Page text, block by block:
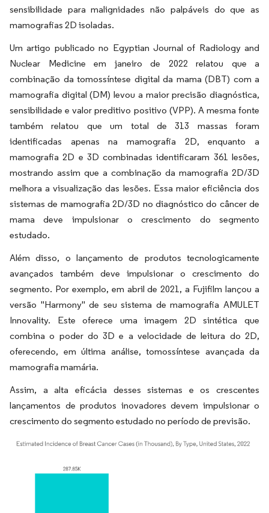
sensibilidade para malignidades não palpáveis do que as
mamografias 2D isoladas.
Um artigo publicado no Egyptian Journal of Radiology and
Nuclear Medicine em janeiro de 2022 relatou que a
combinação da tomossíntese digital da mama (DBT) com a
mamografia digital (DM) levou a maior precisão diagnóstica,
sensibilidade e valor preditivo positivo (VPP). A mesma fonte
também relatou que um total de 313 massas foram
identificadas apenas na mamografia 2D, enquanto a
mamografia 2D e 3D combinadas identificaram 361 lesões,
mostrando assim que a combinação da mamografia 2D/3D
melhora a visualização das lesões. Essa maior eficiência dos
sistemas de mamografia 2D/3D no diagnóstico do câncer de
mama deve impulsionar o crescimento do segmento
estudado.
Além disso, o lançamento de produtos tecnologicamente
avançados também deve impulsionar o crescimento do
segmento. Por exemplo, em abril de 2021, a Fujifilm lançou a
versão "Harmony" de seu sistema de mamografia AMULET
Innovality. Este oferece uma imagem 2D sintética que
combina o poder do 3D e a velocidade de leitura do 2D,
oferecendo, em última análise, tomossíntese avançada da
mamografia mamária.
Assim, a alta eficácia desses sistemas e os crescentes
lançamentos de produtos inovadores devem impulsionar o
crescimento do segmento estudado no período de previsão.